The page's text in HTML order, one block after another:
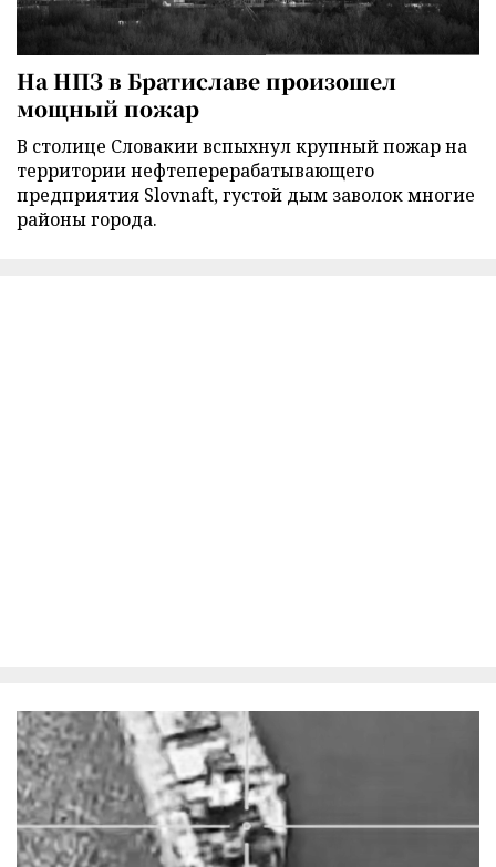
На НПЗ в Братиславе произошел
мощный пожар
В столице Словакии вспыхнул крупный пожар на
территории нефтеперерабатывающего
предприятия Slovnaft, густой дым заволок многие
районы города.